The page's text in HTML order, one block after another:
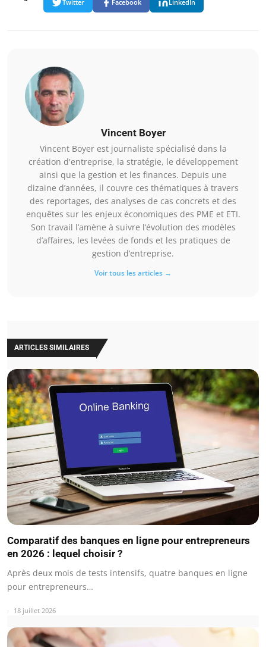
Twitter Facebook LinkedIn
Vincent Boyer
Vincent Boyer est journaliste spécialisé dans la
création d'entreprise, la stratégie, le développement
ainsi que la gestion et les finances. Depuis une
dizaine d’années, il couvre ces thématiques à travers
des reportages, des analyses de cas concrets et des
enquêtes sur les enjeux économiques des PME et ETI.
Son travail l’amène à suivre l’évolution des modèles
d’affaires, les levées de fonds et les pratiques de
gestion d’entreprise.
Voir tous les articles →
ARTICLES SIMILAIRES
Comparatif des banques en ligne pour entrepreneurs
en 2026 : lequel choisir ?
Après deux mois de tests intensifs, quatre banques en ligne
pour entrepreneurs…
18 juillet 2026